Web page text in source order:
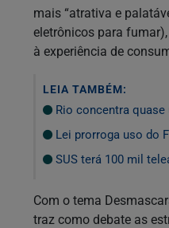
mais “atrativa e
eletrônicos para
à experiência de
LEIA TAMBÉM:
Rio concentra
Lei prorroga uso do
SUS terá 100 mil
Com o tema
traz como debate as